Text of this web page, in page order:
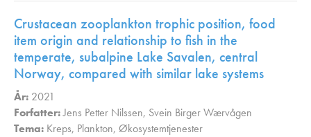
Crustacean zooplankton trophic position, food
item origin and relationship to fish in the
temperate, subalpine Lake Savalen, central
Norway, compared with similar lake systems
År: 2021
Forfatter:Jens Petter Nilssen, Svein Birger Wærvågen
Tema: Kreps, Plankton, Økosystemtjenester